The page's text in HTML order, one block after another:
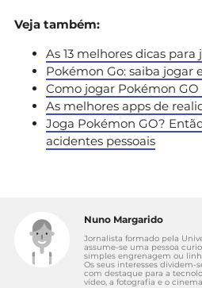
Veja também:
As 13 melhores dicas
Pokémon Go: saiba jogar
Como jogar Pokémon GO
As melhores apps de
Joga Pokémon GO?
acidentes pessoais
Nuno Margarido
Jornalista formado pela
assume-se uma pessoa
simples engrenagem ou
Os seus interesses dividem-
com destaque para a
vídeo, a fotografia e o